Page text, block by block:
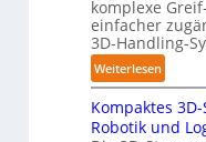
m
e
r
l
g
e
m
a
t
i
s
i
komplexe
einfacher
3D-Handling-
Weiterlesen:
3
D
-
Kompaktes
Robotik und